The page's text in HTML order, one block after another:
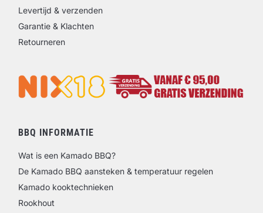
Levertijd & verzenden
Garantie & Klachten
Retourneren
BBQ INFORMATIE
Wat is een Kamado BBQ?
De Kamado BBQ aansteken & temperatuur regelen
Kamado kooktechnieken
Rookhout